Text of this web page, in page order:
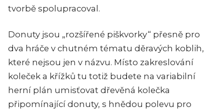
tvorbě spolupracoval.
Donuty jsou „rozšířené piškvorky“ přesně pro
dva hráče v chutném tématu děravých koblih,
které nejsou jen v názvu. Místo zakreslování
koleček a křížků tu totiž budete na variabilní
herní plán umisťovat dřevěná kolečka
připomínající donuty, s hnědou polevu pro